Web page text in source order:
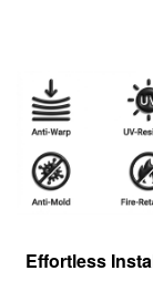
Effortless